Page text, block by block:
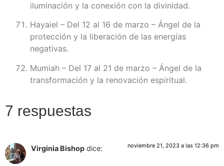
iluminación y la conexión con la divinidad.
Hayaiel – Del 12 al 16 de marzo – Ángel de la
protección y la liberación de las energías
negativas.
Mumiah – Del 17 al 21 de marzo – Ángel de la
transformación y la renovación espiritual.
7 respuestas
Virginia Bishop dice: noviembre 21, 2023 a las 12:36 pm